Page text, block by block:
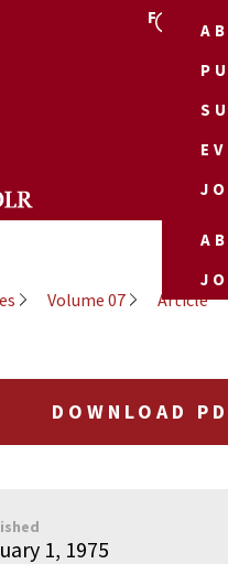
FR
Volume 07 Article
DOWNLOAD
1, 1975